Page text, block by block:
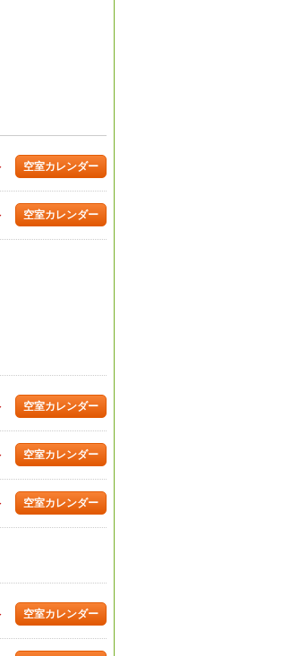
空室カレンダー
空室カレンダー
空室カレンダー
空室カレンダー
空室カレンダー
空室カレンダー